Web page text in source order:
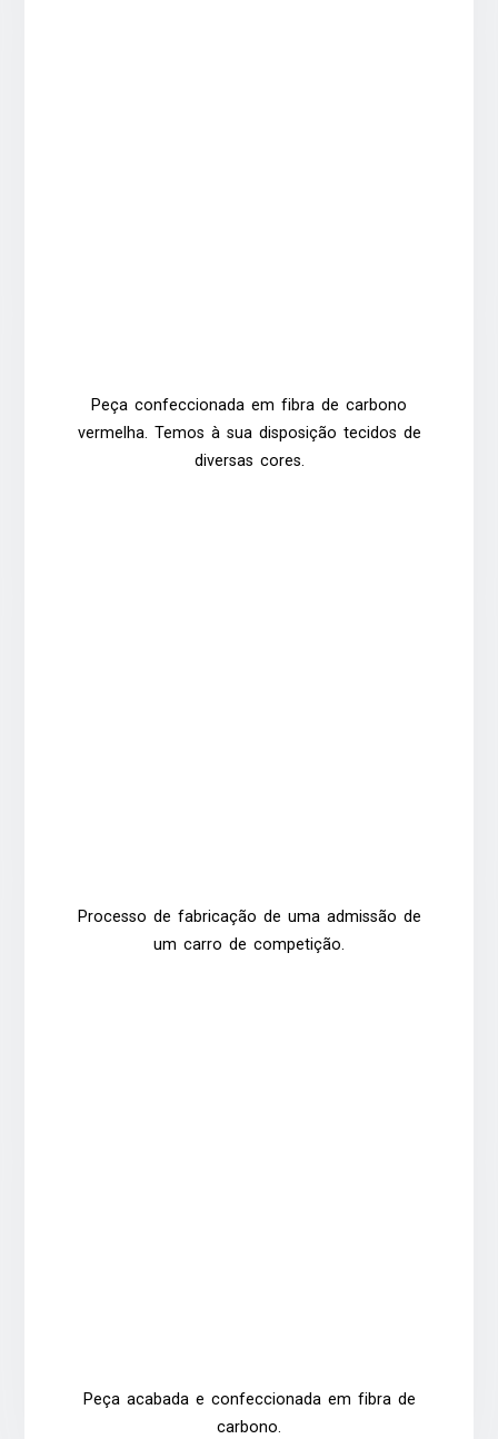
Peça confeccionada em fibra de carbono
vermelha. Temos à sua disposição tecidos de
diversas cores.
Processo de fabricação de uma admissão de
um carro de competição.
Peça acabada e confeccionada em fibra de
carbono.